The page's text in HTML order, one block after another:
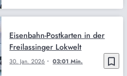
bookmark_border
30. Jan. 2026 03:01 Min.
Eisenbahn-Postkarten in der
Freilassinger Lokwelt